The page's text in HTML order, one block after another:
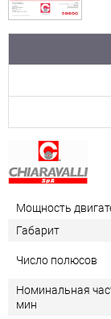
Мощность
Габарит
Число полюсов
Номинальная
мин